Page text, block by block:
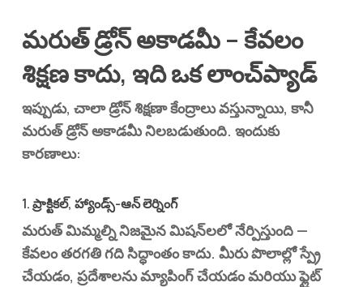
మరుత్ డ్రోన్ అకాడమీ – కేవలం
శిక్షణ కాదు, ఇది ఒక లాంచ్‌ప్యాడ్
ఇప్పుడు, చాలా డ్రోన్ శిక్షణా కేంద్రాలు వస్తున్నాయి, కానీ
మరుత్ డ్రోన్ అకాడమీనిలబడుతుంది. ఇందుకు
కారణాలు:
1. ప్రాక్టికల్, హ్యాండ్స్-ఆన్ లెర్నింగ్
మరుత్ మిమ్మల్ని నిజమైన మిషన్‌లలో నేర్పిస్తుంది —
కేవలం తరగతి గది సిద్ధాంతం కాదు. మీరు పొలాల్లో స్ప్రే
చేయడం, ప్రదేశాలను మ్యాపింగ్ చేయడం మరియు ఫ్లైట్